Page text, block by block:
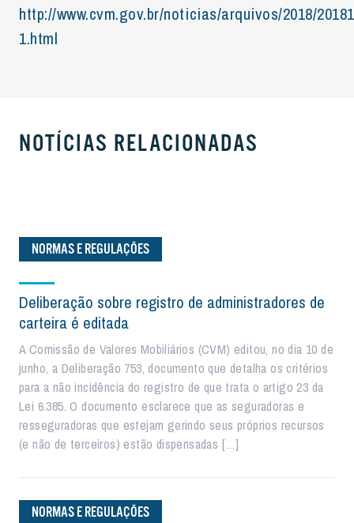
http://www.cvm.gov.br/noticias/arquivos/2018/
1.html
NOTÍCIAS RELACIONADAS
NORMAS E REGULAÇÕES
Deliberação sobre registro de administradores de
carteira é editada
A Comissão de Valores Mobiliários (CVM) editou, no dia 10 de
junho, a Deliberação 753, documento que detalha os critérios
para a não incidência do registro de que trata o artigo 23 da
Lei 6.385. O documento esclarece que as seguradoras e
resseguradoras que estejam gerindo seus próprios recursos
(e não de terceiros) estão dispensadas […]
NORMAS E REGULAÇÕES